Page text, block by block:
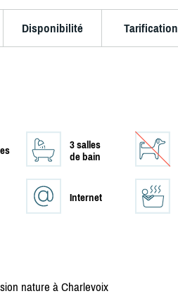
Disponibilité Tarification
3 salles
de bain
Internet
nature à Charlevoix